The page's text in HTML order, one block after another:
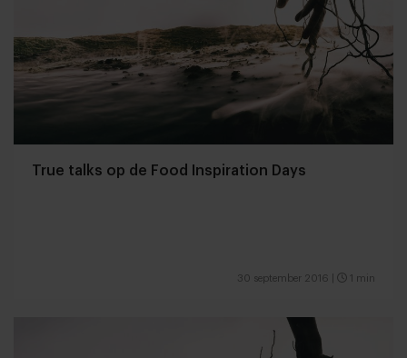
True talks op de Food Inspiration Days
30 september 2016 1 min